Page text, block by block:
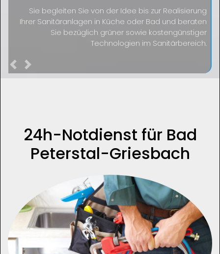
Sie begleiten Sie von der Idee bis zur Realisierung
Ihrer Sanitäranlagen in Küche oder Bad und beraten
Sie bezüglich grüner sowie kostengünstiger
Technologien im Sanitärbereich.
Previous
24h-Notdienst für Bad
Peterstal-Griesbach